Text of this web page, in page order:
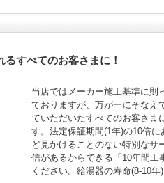
すべてのお客さまに！
当店ではメーカー施工基準に則
ておりますが、万が一にそなえ
ていただいたすべてのお客さま
す。法定保証期間(1年)の10倍
ど見かけることのない特別なサ
信があるからできる「10年間工
ください。給湯器の寿命(8-10年